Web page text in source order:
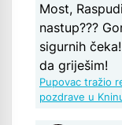
Most,
nastup???
sigurnih
da griješim!
Pupovac tražio
pozdrave u